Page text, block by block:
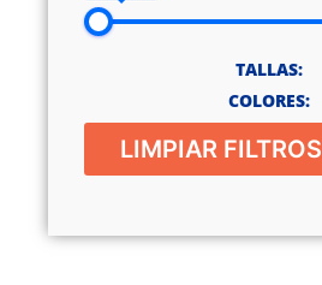
TALLAS:
COLORES:
LIMPIAR FILTROS